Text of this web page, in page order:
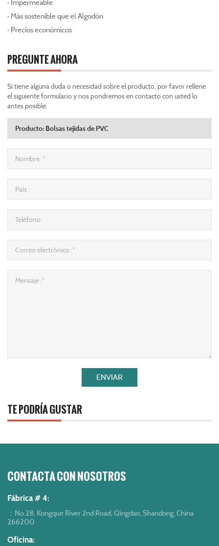
· Impermeable
· Más sostenible que el Algodón
· Precios económicos
PREGUNTE AHORA
Si tiene alguna duda o necesidad sobre el producto, por favor rellene
el siguiente formulario y nos pondremos en contacto con usted lo
antes posible.
ENVIAR
TE PODRÍA GUSTAR
CONTACTA CON NOSOTROS
Fábrica # 4:
：No.28, Kongque River 2nd Road, Qingdao, Shandong, China
266200
Oficina: